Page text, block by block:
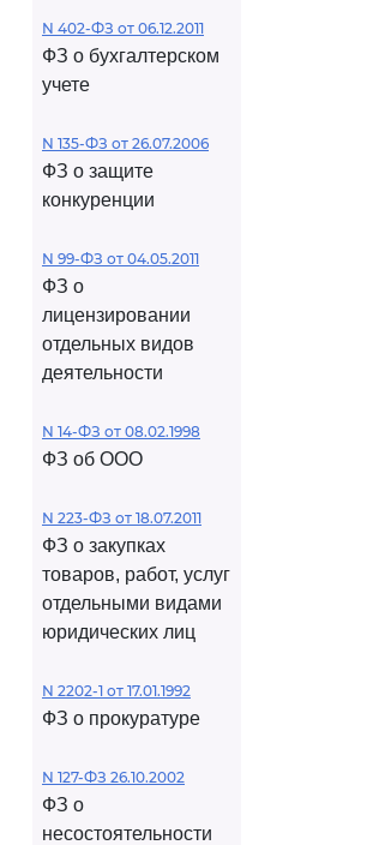
N 402-ФЗ от 06.12.2011
ФЗ о бухгалтерском
учете
N 135-ФЗ от 26.07.2006
ФЗ о защите
конкуренции
N 99-ФЗ от 04.05.2011
ФЗ о
лицензировании
отдельных видов
деятельности
N 14-ФЗ от 08.02.1998
ФЗ об ООО
N 223-ФЗ от 18.07.2011
ФЗ о закупках
товаров, работ, услуг
отдельными видами
юридических лиц
N 2202-1 от 17.01.1992
ФЗ о прокуратуре
N 127-ФЗ 26.10.2002
ФЗ о
несостоятельности